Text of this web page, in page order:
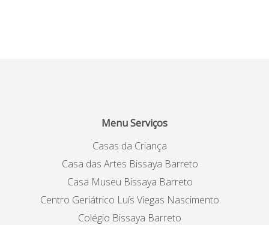
Menu Serviços
Casas da Criança
Casa das Artes Bissaya Barreto
Casa Museu Bissaya Barreto
Centro Geriátrico Luís Viegas Nascimento
Colégio Bissaya Barreto